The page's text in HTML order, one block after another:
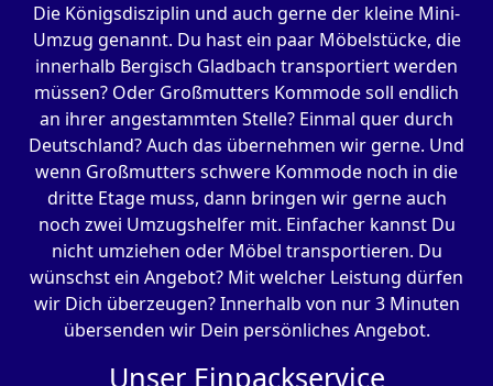
Die Königsdisziplin und auch gerne der kleine Mini-
Umzug genannt. Du hast ein paar Möbelstücke, die
innerhalb Bergisch Gladbach transportiert werden
müssen? Oder Großmutters Kommode soll endlich
an ihrer angestammten Stelle? Einmal quer durch
Deutschland? Auch das übernehmen wir gerne. Und
wenn Großmutters schwere Kommode noch in die
dritte Etage muss, dann bringen wir gerne auch
noch zwei Umzugshelfer mit. Einfacher kannst Du
nicht umziehen oder Möbel transportieren. Du
wünschst ein Angebot? Mit welcher Leistung dürfen
wir Dich überzeugen? Innerhalb von nur 3 Minuten
übersenden wir Dein persönliches Angebot.
Unser Einpackservice